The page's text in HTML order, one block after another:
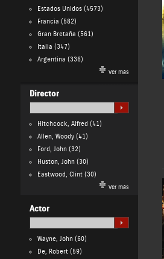
Estados Unidos(4573)
Francia (582)
Gran Bretaña (561)
Italia (347)
Argentina (336)
Ver más
Director
Hitchcock, Alfred (41)
Allen, Woody(41)
Ford, John(32)
Huston, John(30)
Eastwood, Clint(30)
Ver más
Actor
Wayne, John(60)
De, Robert(59)